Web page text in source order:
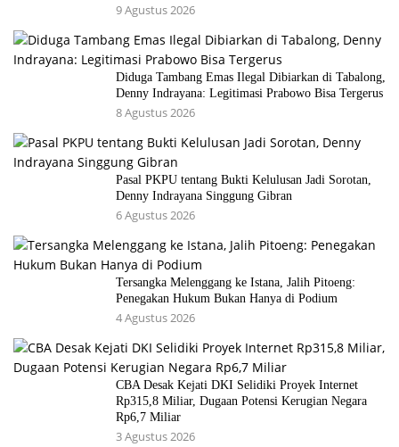
9 Agustus 2026
Diduga Tambang Emas Ilegal Dibiarkan di Tabalong,
Denny Indrayana: Legitimasi Prabowo Bisa Tergerus
8 Agustus 2026
Pasal PKPU tentang Bukti Kelulusan Jadi Sorotan,
Denny Indrayana Singgung Gibran
6 Agustus 2026
Tersangka Melenggang ke Istana, Jalih Pitoeng:
Penegakan Hukum Bukan Hanya di Podium
4 Agustus 2026
CBA Desak Kejati DKI Selidiki Proyek Internet
Rp315,8 Miliar, Dugaan Potensi Kerugian Negara
Rp6,7 Miliar
3 Agustus 2026